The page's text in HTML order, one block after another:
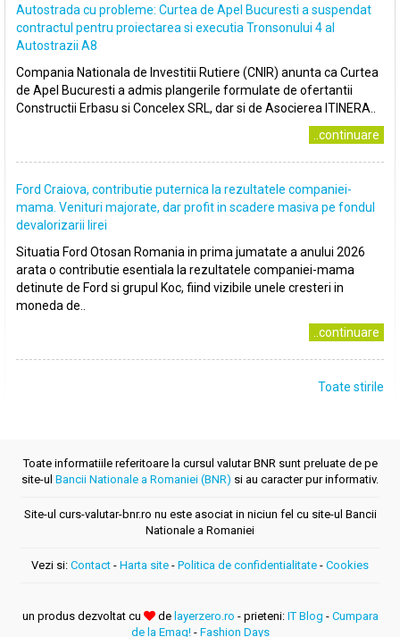
Autostrada cu probleme: Curtea de Apel Bucuresti a suspendat
contractul pentru proiectarea si executia Tronsonului 4 al
Autostrazii A8
Compania Nationala de Investitii Rutiere (CNIR) anunta ca Curtea
de Apel Bucuresti a admis plangerile formulate de ofertantii
Constructii Erbasu si Concelex SRL, dar si de Asocierea ITINERA..
..continuare
Ford Craiova, contributie puternica la rezultatele companiei-
mama. Venituri majorate, dar profit in scadere masiva pe fondul
devalorizarii lirei
Situatia Ford Otosan Romania in prima jumatate a anului 2026
arata o contributie esentiala la rezultatele companiei-mama
detinute de Ford si grupul Koc, fiind vizibile unele cresteri in
moneda de..
..continuare
Toate stirile
Toate informatiile referitoare la cursul valutar BNR sunt preluate de pe
site-ul Bancii Nationale a Romaniei (BNR) si au caracter pur informativ.
Site-ul curs-valutar-bnr.ro nu este asociat in niciun fel cu site-ul Bancii
Nationale a Romaniei
Vezi si: Contact - Harta site - Politica de confidentialitate - Cookies
un produs dezvoltat cu de layerzero.ro - prieteni: IT Blog - Cumpara
de la Emag!- Fashion Days